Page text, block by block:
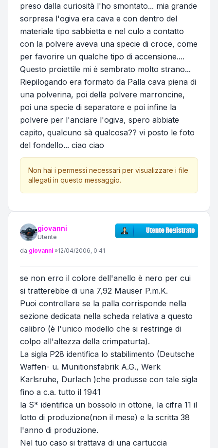
preso dalla curiosità l'ho smontato... mia grande
sorpresa l'ogiva era cava e con dentro del
materiale tipo sabbietta e nel culo a contatto
con la polvere aveva una specie di croce, come
per favorire un qualche tipo di accensione....
Questo proiettile mi è sembrato molto strano...
Riepilogando era formato da Palla cava piena di
una polverina, poi della polvere marroncine,
poi una specie di separatore e poi infine la
polvere per l'anciare l'ogiva, spero abbiate
capito, qualcuno sà qualcosa?? vi posto le foto
del fondello... ciao ciao
Non hai i permessi necessari per visualizzare i file
allegati in questo messaggio.
giovanni
Utente
Messaggio
da giovanni »12/04/2006, 0:41
se non erro il colore dell'anello è nero per cui
si tratterebbe di una 7,92 Mauser P.m.K.
Puoi controllare se la palla corrisponde nella
sezione dedicata nella scheda relativa a questo
calibro (è l'unico modello che si restringe di
colpo all'altezza della crimpaturta).
La sigla P28 identifica lo stabilimento (Deutsche
Waffen- u. Munitionsfabrik A.G., Werk
Karlsruhe, Durlach )che produsse con tale sigla
fino a c.a. tutto il 1941
la S* identifica un bossolo in ottone, la cifra 11 il
lotto di produzione(non il mese) e la scritta 38
l'anno di produzione.
Nel tuo caso si trattava di una cartuccia